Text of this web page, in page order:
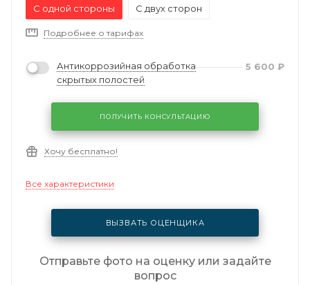
С одной стороны
С двух сторон
Подробнее о тарифах
Антикоррозийная обработка
скрытых полостей
5 600 ₽
ПОЛУЧИТЬ КОНСУЛЬТАЦИЮ
Хочу бесплатно!
Все характеристики
ВЫЗВАТЬ ОЦЕНЩИКА
Отправьте фото на оценку или задайте
вопрос